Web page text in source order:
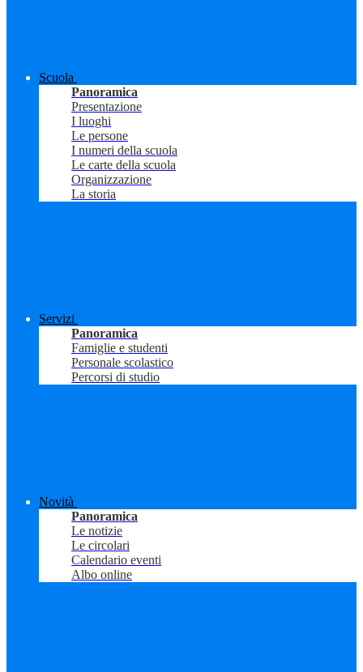
Scuola
Panoramica
Presentazione
I luoghi
Le persone
I numeri della scuola
Le carte della scuola
Organizzazione
La storia
Servizi
Panoramica
Famiglie e studenti
Personale scolastico
Percorsi di studio
Novità
Panoramica
Le notizie
Le circolari
Calendario eventi
Albo online